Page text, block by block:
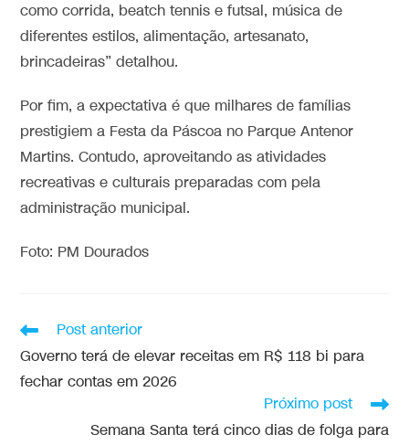
como corrida, beatch tennis e futsal, música de
diferentes estilos, alimentação, artesanato,
brincadeiras” detalhou.
Por fim, a expectativa é que milhares de famílias
prestigiem a Festa da Páscoa no Parque Antenor
Martins. Contudo, aproveitando as atividades
recreativas e culturais preparadas com pela
administração municipal.
Foto: PM Dourados
Post anterior
Governo terá de elevar receitas em R$ 118 bi para
fechar contas em 2026
Próximo post
Semana Santa terá cinco dias de folga para